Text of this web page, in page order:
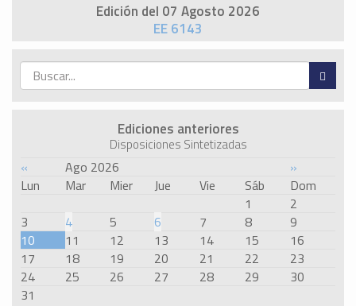
Edición del 07 Agosto 2026
EE 6143
Ediciones anteriores
Disposiciones Sintetizadas
« Ago 2026
»
Lun
Mar Mier Jue Vie Sáb
Dom
1
2
3
4 5 6 7 8
9
10
11 12 13 14 15
16
17
18 19 20 21 22
23
24
25 26 27 28 29
30
31